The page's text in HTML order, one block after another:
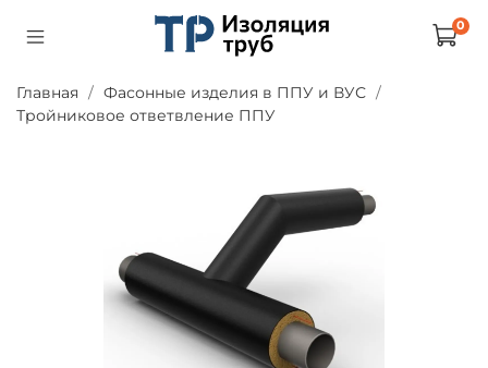
0
Главная
Фасонные изделия в ППУ и ВУС
Тройниковое ответвление ППУ